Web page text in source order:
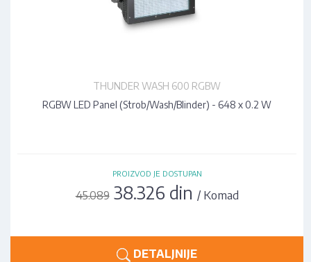
THUNDER WASH 600 RGBW
RGBW LED Panel (Strob/Wash/Blinder) - 648 x 0.2 W
PROIZVOD JE DOSTUPAN
45.08938.326 din / Komad
DETALJNIJE